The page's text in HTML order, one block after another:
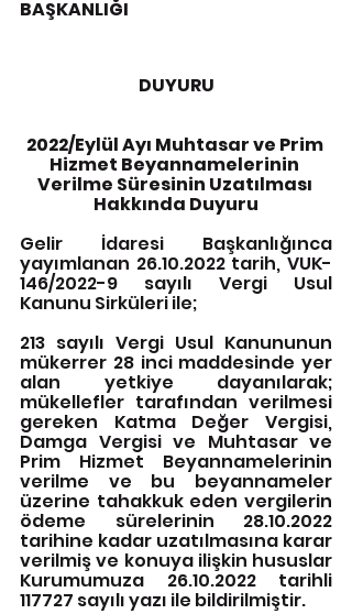
BAŞKANLIĞI
                                    DUYURU
2022/Eylül Ayı Muhtasar ve Prim
Hizmet Beyannamelerinin
Verilme Süresinin Uzatılması
Hakkında Duyuru
Gelir İdaresi Başkanlığınca
yayımlanan 26.10.2022 tarih, VUK-
146/2022-9 sayılı Vergi Usul
Kanunu Sirküleri ile;
213 sayılı Vergi Usul Kanununun
mükerrer 28 inci maddesinde yer
alan yetkiye dayanılarak;
mükellefler tarafından verilmesi
gereken Katma Değer Vergisi,
Damga Vergisi ve Muhtasar ve
Prim Hizmet Beyannamelerinin
verilme ve bu beyannameler
üzerine tahakkuk eden vergilerin
ödeme sürelerinin 28.10.2022
tarihine kadar uzatılmasına karar
verilmiş ve konuya ilişkin hususlar
Kurumumuza 26.10.2022 tarihli
117727 sayılı yazı ile bildirilmiştir.